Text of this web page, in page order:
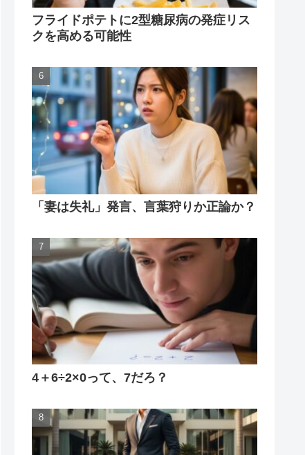
フライドポテトに2型糖尿病の発症リス
クを高める可能性
「妻は失礼」発言、言葉狩りか正論か？
4＋6÷2×0って、7だろ？